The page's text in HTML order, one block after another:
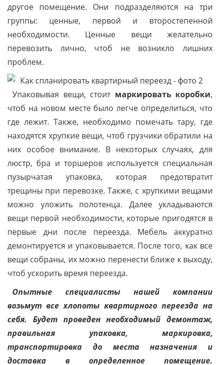
другое помещение. Они подразделяются на три
группы: ценные, первой и второстепенной
необходимости. Ценные вещи желательно
перевозить лично, чтоб не возникло лишних
проблем.
Упаковывая вещи, стоит маркировать коробки,
чтоб на новом месте было легче определиться, что
где лежит. Также, необходимо помечать тару, где
находятся хрупкие вещи, чтоб грузчики обратили на
них особое внимание. В некоторых случаях, для
люстр, бра и торшеров используется специальная
пузырчатая упаковка, которая предотвратит
трещины при перевозке. Также, с хрупкими вещами
можно уложить полотенца. Далее укладываются
вещи первой необходимости, которые пригодятся в
первые дни после переезда. Мебель аккуратно
демонтируется и упаковывается. После того, как все
вещи собраны, их можно перенести ближе к выходу,
чтоб ускорить время переезда.
Опытные специалисты нашей компании
возьмут все хлопоты квартирного переезда на
себя. Будет проведен необходимый демонтаж,
правильная упаковка, маркировка,
транспортировка до места назначения и
доставка в определенное помещение.